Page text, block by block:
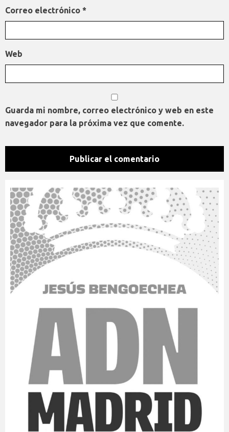
Correo electrónico *
Web
Guarda mi nombre, correo electrónico y web en este
navegador para la próxima vez que comente.